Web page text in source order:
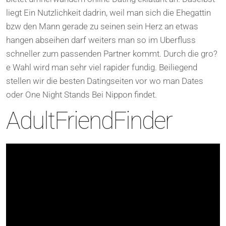
liegt Ein Nutzlichkeit dadrin, weil man sich die Ehegattin
bzw den Mann gerade zu seinen sein Herz an etwas
hangen abseihen darf weiters man so im Uberfluss
schneller zum passenden Partner kommt. Durch die gro?
e Wahl wird man sehr viel rapider fundig. Beiliegend
stellen wir die besten Datingseiten vor wo man Dates
oder One Night Stands Bei Nippon findet.
AdultFriendFinder